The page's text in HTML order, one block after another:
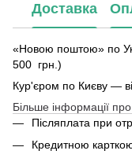
Доставка
«Новою поштою» по
500 грн.)
Кур'єром по Києву —
Більше інформації
Післяплата при
Кредитною